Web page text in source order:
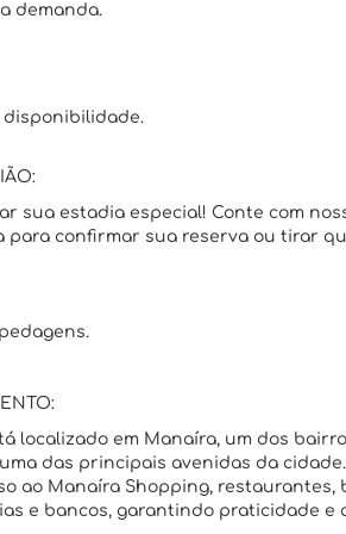
demanda.
disponibilidade.
sua estadia especial! Conte com
para confirmar sua reserva ou tirar
localizado em Manaíra, um dos
das principais avenidas da
ao Manaíra Shopping, restaurantes,
e bancos, garantindo praticidade e